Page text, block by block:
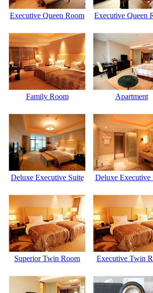
Executive Queen Room Executive Queen
Family Room Apartment
Deluxe Executive Suite Deluxe Executive
Superior Twin Room Executive Twin